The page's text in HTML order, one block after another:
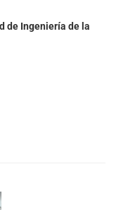
de Ingeniería de la